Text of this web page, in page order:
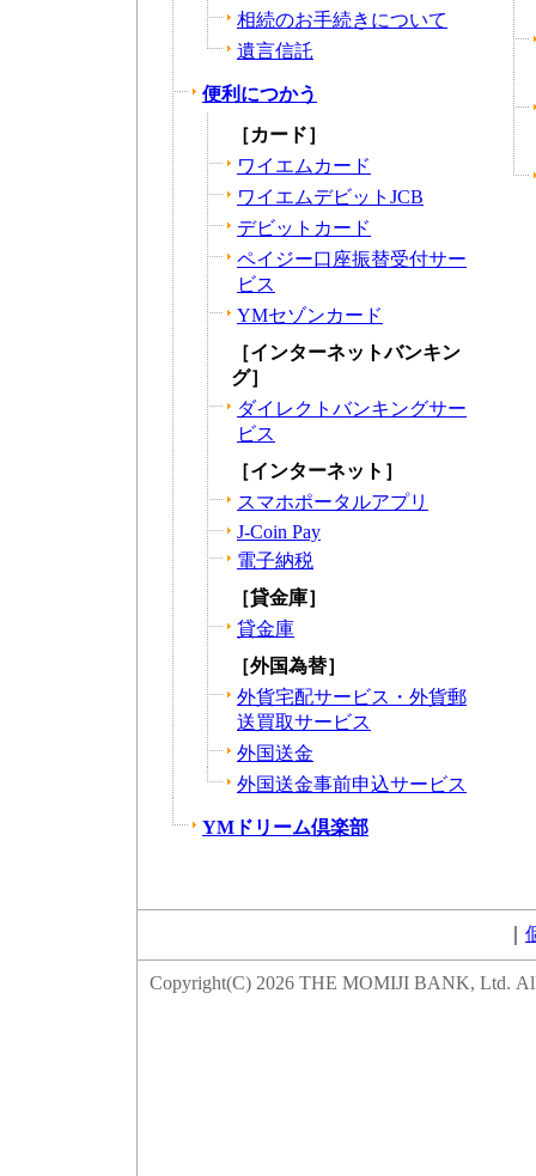
相続のお手続きについて
遺言信託
便利につかう
［カード］
ワイエムカード
ワイエムデビットJCB
デビットカード
ペイジー口座振替受付サー
ビス
YMセゾンカード
［インターネットバンキン
グ］
ダイレクトバンキングサー
ビス
［インターネット］
スマホポータルアプリ
J-Coin Pay
電子納税
［貸金庫］
貸金庫
［外国為替］
外貨宅配サービス・外貨郵
送買取サービス
外国送金
外国送金事前申込サービス
YMドリーム倶楽部
Copyright(C) 2026 THE MOMIJI BANK, Ltd. All